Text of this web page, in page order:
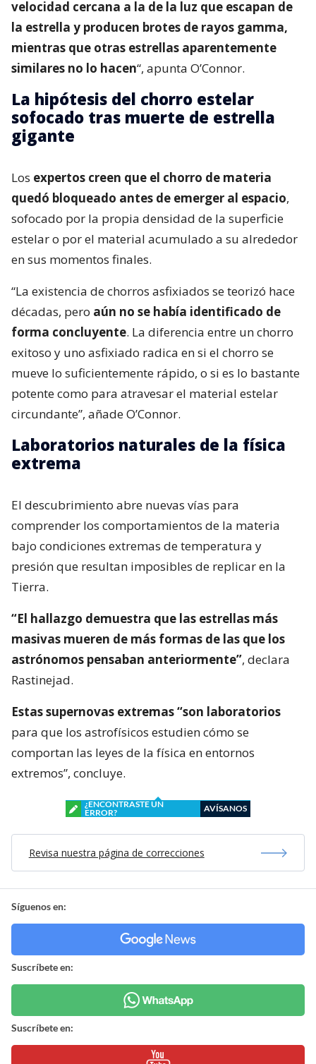
velocidad cercana a la de la luz que escapan de
la estrella y producen brotes de rayos gamma,
mientras que otras estrellas aparentemente
similares no lo hacen“, apunta O’Connor.
La hipótesis del chorro estelar
sofocado tras muerte de estrella
gigante
Los expertos creen que el chorro de materia
quedó bloqueado antes de emerger al espacio,
sofocado por la propia densidad de la superficie
estelar o por el material acumulado a su alrededor
en sus momentos finales.
“La existencia de chorros asfixiados se teorizó hace
décadas, pero aún no se había identificado de
forma concluyente. La diferencia entre un chorro
exitoso y uno asfixiado radica en si el chorro se
mueve lo suficientemente rápido, o si es lo bastante
potente como para atravesar el material estelar
circundante”, añade O’Connor.
Laboratorios naturales de la física
extrema
El descubrimiento abre nuevas vías para
comprender los comportamientos de la materia
bajo condiciones extremas de temperatura y
presión que resultan imposibles de replicar en la
Tierra.
“El hallazgo demuestra que las estrellas más
masivas mueren de más formas de las que los
astrónomos pensaban anteriormente”, declara
Rastinejad.
Estas supernovas extremas “son laboratorios
para que los astrofísicos estudien cómo se
comportan las leyes de la física en entornos
extremos”, concluye.
¿ENCONTRASTE UN
ERROR?
AVÍSANOS
Revisa nuestra página de correcciones
Síguenos en:
Suscríbete en:
Suscríbete en: